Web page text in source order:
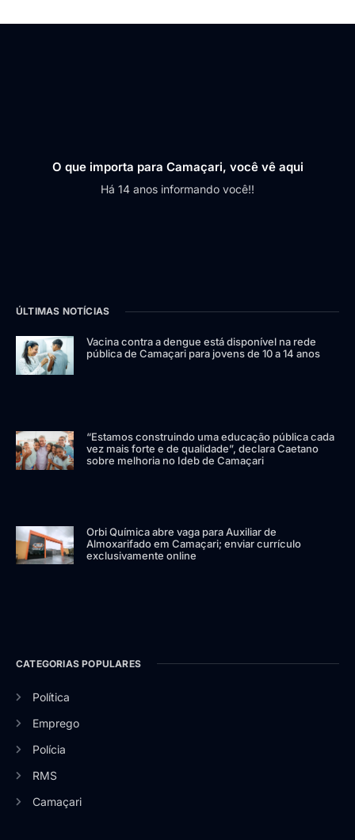
O que importa para Camaçari, você vê aqui
Há 14 anos informando você!!
ÚLTIMAS NOTÍCIAS
Vacina contra a dengue está disponível na rede
pública de Camaçari para jovens de 10 a 14 anos
“Estamos construindo uma educação pública cada
vez mais forte e de qualidade”, declara Caetano
sobre melhoria no Ideb de Camaçari
Orbi Química abre vaga para Auxiliar de
Almoxarifado em Camaçari; enviar currículo
exclusivamente online
CATEGORIAS POPULARES
Política
Emprego
Polícia
RMS
Camaçari